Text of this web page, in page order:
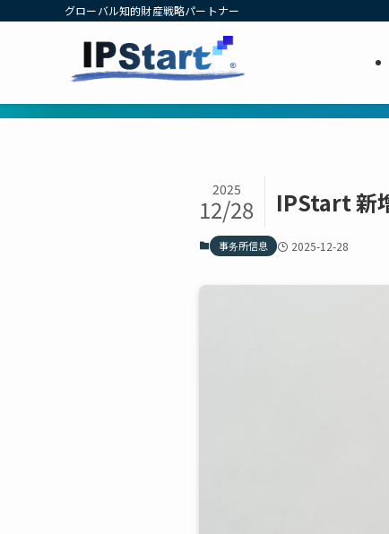
グローバル知的財産戦略パートナー
IPStart 新
2025
12/28
事务所信息 2025-12-28